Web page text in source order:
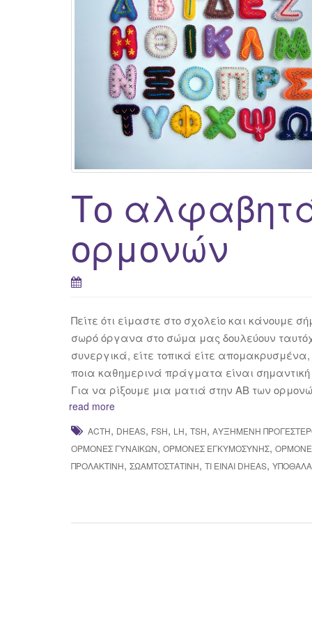
Το
ορμονών
Πείτε ότι είμαστε στο σχολείο και
σωρό όργανα στο σώμα μας δουλεύουν
συνεργικά, είτε τοπικά είτε
ποια καθημερινά πράγματα είναι
Για να ρίξουμε μια ματιά στην ΑΒ των
read more
ACTH, DHEAS, FSH, LH, TSH, ΑΥΞΗΜΈΝΗ
ΟΡΜΌΝΕΣ ΓΥΝΑΙΚΏΝ, ΟΡΜΌΝΕΣ ΕΓΚΥΜΟΣΎΝΗΣ,
ΠΡΟΛΑΚΤΊΝΗ, ΣΩΑΜΤΟΣΤΑΤΊΝΗ, ΤΙ ΕΊΝΑΙ DHEAS,